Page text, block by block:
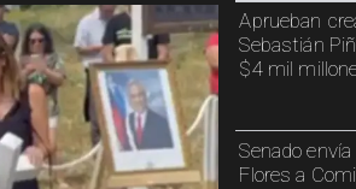
Aprueban
Sebastián
$4 mil
Senado
Flores a